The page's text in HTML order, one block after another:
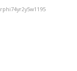
rphi74yr2y5w1195